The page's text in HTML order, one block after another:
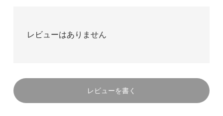
レビューはありません
レビューを書く